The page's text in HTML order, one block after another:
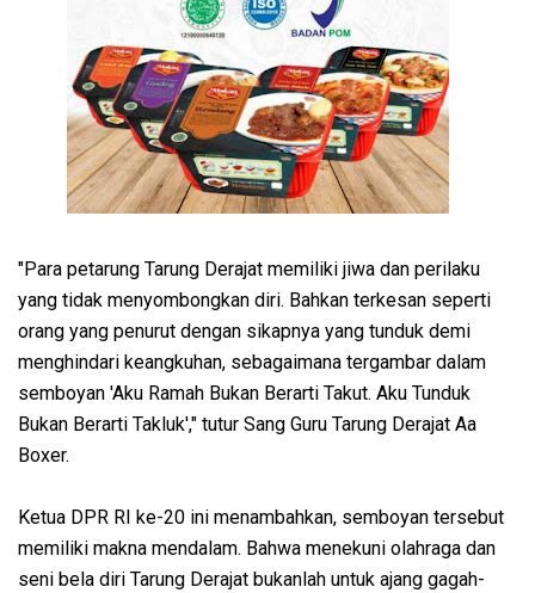
"Para petarung Tarung Derajat memiliki jiwa dan perilaku
yang tidak menyombongkan diri. Bahkan terkesan seperti
orang yang penurut dengan sikapnya yang tunduk demi
menghindari keangkuhan, sebagaimana tergambar dalam
semboyan 'Aku Ramah Bukan Berarti Takut. Aku Tunduk
Bukan Berarti Takluk'," tutur Sang Guru Tarung Derajat Aa
Boxer.
Ketua DPR RI ke-20 ini menambahkan, semboyan tersebut
memiliki makna mendalam. Bahwa menekuni olahraga dan
seni bela diri Tarung Derajat bukanlah untuk ajang gagah-